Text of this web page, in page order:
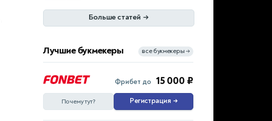
Больше статей →
Лучшие букмекеры все букмекеры →
Фрибет до 15 000 ₽
Почему тут? Регистрация →